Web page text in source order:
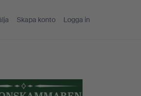
Skapa konto Logga in